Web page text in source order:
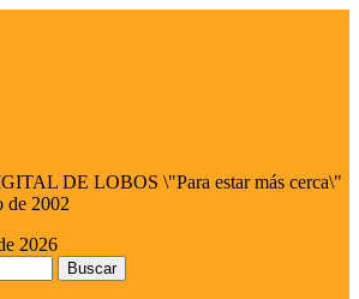
DE LOBOS \"Para estar más cerca\"
de 2002
2026